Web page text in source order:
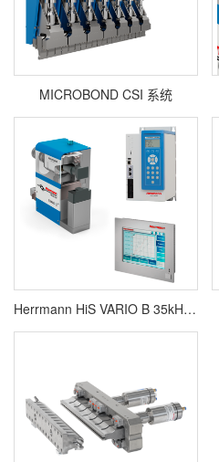
MICROBOND CSI 系统
Herrmann HiS VARIO B 35kHz 金属焊接系统